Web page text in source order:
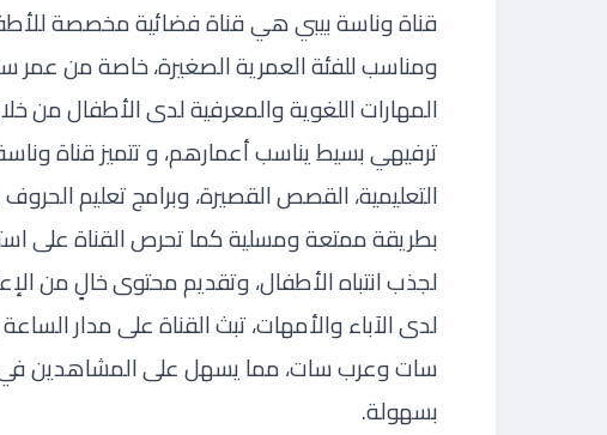
قناة وناسة بيبي هي قناة فضائية مخصصة
ومناسب للفئة العمرية الصغيرة، خاصة من عمر
المهارات اللغوية والمعرفية لدى الأطفال من
ترفيهي بسيط يناسب أعمارهم، و تتميز قناة
التعليمية، القصص القصيرة، وبرامج تعليم
بطريقة ممتعة ومسلية كما تحرص القناة على
لجذب انتباه الأطفال، وتقديم محتوى خالٍ من
لدى الآباء والأمهات، تبث القناة على مدار
سات وعرب سات، مما يسهل على المشاهدين في
بسهولة.